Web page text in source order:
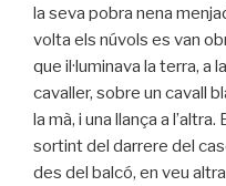
la seva pobra nena
volta els núvols es van
que il·luminava la terra, a
cavaller, sobre un cavall
la mà, i una llança a
sortint del darrere del
des del balcó, en veu